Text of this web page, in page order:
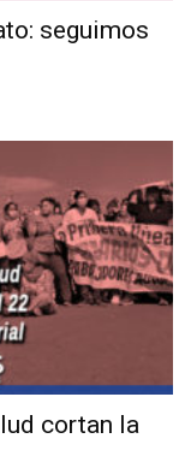
seguimos
cortan la